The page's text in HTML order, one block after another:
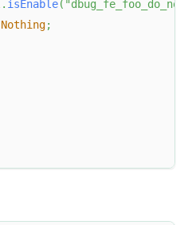
. isEnable(
Nothing;